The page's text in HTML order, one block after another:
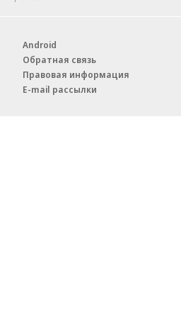
Android
Обратная связь
Правовая информация
E-mail рассылки